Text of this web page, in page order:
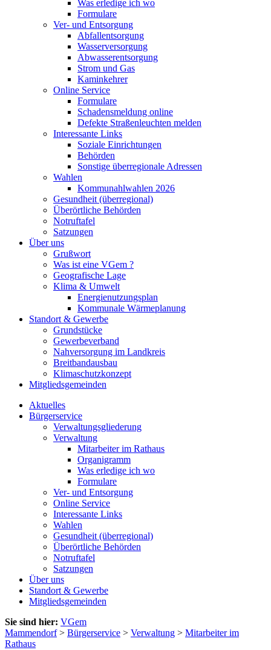
Was erledige ich wo
Formulare
Ver- und Entsorgung
Abfallentsorgung
Wasserversorgung
Abwasserentsorgung
Strom und Gas
Kaminkehrer
Online Service
Formulare
Schadensmeldung online
Defekte Straßenleuchten melden
Interessante Links
Soziale Einrichtungen
Behörden
Sonstige überregionale Adressen
Wahlen
Kommunahlwahlen 2026
Gesundheit (überregional)
Überörtliche Behörden
Notruftafel
Satzungen
Über uns
Grußwort
Was ist eine VGem ?
Geografische Lage
Klima & Umwelt
Energienutzungsplan
Kommunale Wärmeplanung
Standort & Gewerbe
Grundstücke
Gewerbeverband
Nahversorgung im Landkreis
Breitbandausbau
Klimaschutzkonzept
Mitgliedsgemeinden
Aktuelles
Bürgerservice
Verwaltungsgliederung
Verwaltung
Mitarbeiter im Rathaus
Organigramm
Was erledige ich wo
Formulare
Ver- und Entsorgung
Online Service
Interessante Links
Wahlen
Gesundheit (überregional)
Überörtliche Behörden
Notruftafel
Satzungen
Über uns
Standort & Gewerbe
Mitgliedsgemeinden
Sie sind hier: VGem
Mammendorf> Bürgerservice > Verwaltung > Mitarbeiter im
Rathaus